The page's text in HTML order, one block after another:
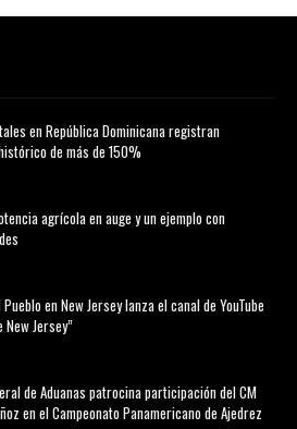
en República Dominicana registran
de más de 150%
agrícola en auge y un ejemplo con
en New Jersey lanza el canal de YouTube
New Jersey”
de Aduanas patrocina participación del CM
en el Campeonato Panamericano de Ajedrez